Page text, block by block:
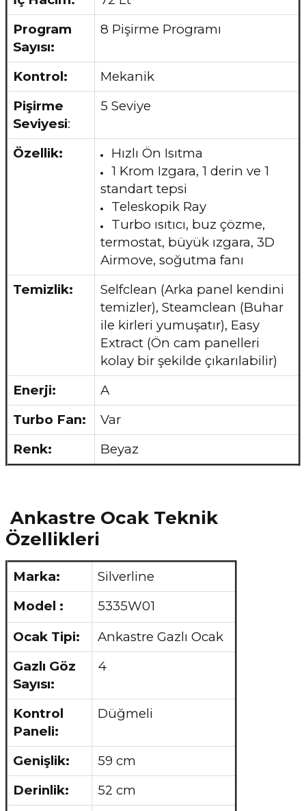
Program
Sayısı:
8 Pişirme Programı
Kontrol:
Mekanik
Pişirme
Seviyesi:
5 Seviye
Özellik:
Hızlı Ön Isıtma
1 Krom Izgara, 1 derin ve 1
standart tepsi
Teleskopik Ray
Turbo ısıtıcı, buz çözme,
termostat, büyük ızgara, 3D
Airmove, soğutma fanı
Temizlik:
Selfclean (Arka panel kendini
temizler), Steamclean (Buhar
ile kirleri yumuşatır), Easy
Extract (Ön cam panelleri
kolay bir şekilde çıkarılabilir)
Enerji:
A
Turbo Fan:
Var
Renk:
Beyaz
Ankastre Ocak Teknik
Özellikleri
Marka:
Silverline
Model :
5335W01
Ocak Tipi:
Ankastre Gazlı Ocak
Gazlı Göz
Sayısı:
4
Kontrol
Paneli:
Düğmeli
Genişlik:
59 cm
Derinlik:
52 cm